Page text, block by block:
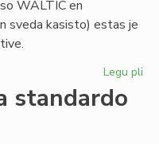
WALTIC en
sveda kasisto) estas je
Legu pli
standardo